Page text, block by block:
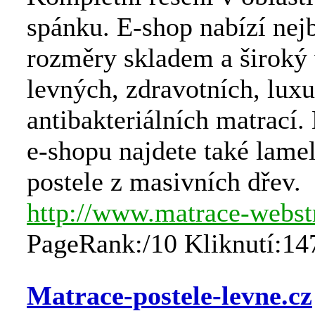
spánku. E-shop nabízí
rozměry skladem a
levných, zdravotních,
antibakteriálních matrací.
e-shopu najdete také
postele z masivních dřev.
http://www.matrace-
PageRank:/10
Matrace-postele-levne.cz